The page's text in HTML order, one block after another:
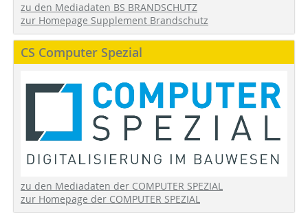
zu den Mediadaten BS BRANDSCHUTZ
zur Homepage Supplement Brandschutz
CS Computer Spezial
zu den Mediadaten der COMPUTER SPEZIAL
zur Homepage der COMPUTER SPEZIAL